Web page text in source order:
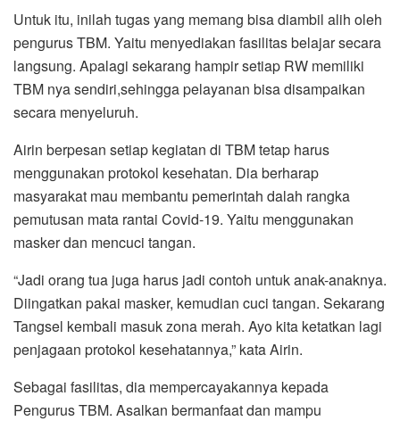
Untuk itu, inilah tugas yang memang bisa diambil alih oleh
pengurus TBM. Yaitu menyediakan fasilitas belajar secara
langsung. Apalagi sekarang hampir setiap RW memiliki
TBM nya sendiri,sehingga pelayanan bisa disampaikan
secara menyeluruh.
Airin berpesan setiap kegiatan di TBM tetap harus
menggunakan protokol kesehatan. Dia berharap
masyarakat mau membantu pemerintah dalah rangka
pemutusan mata rantai Covid-19. Yaitu menggunakan
masker dan mencuci tangan.
“Jadi orang tua juga harus jadi contoh untuk anak-anaknya.
Diingatkan pakai masker, kemudian cuci tangan. Sekarang
Tangsel kembali masuk zona merah. Ayo kita ketatkan lagi
penjagaan protokol kesehatannya,” kata Airin.
Sebagai fasilitas, dia mempercayakannya kepada
Pengurus TBM. Asalkan bermanfaat dan mampu